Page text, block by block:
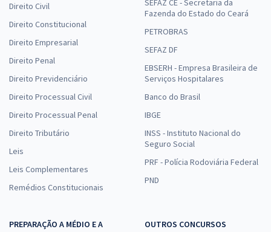
Direito Civil
Direito Constitucional
Direito Empresarial
Direito Penal
Direito Previdenciário
Direito Processual Civil
Direito Processual Penal
Direito Tributário
Leis
Leis Complementares
Remédios Constitucionais
SEFAZ CE - Secretaria da
Fazenda do Estado do Ceará
PETROBRAS
SEFAZ DF
EBSERH - Empresa Brasileira de
Serviços Hospitalares
Banco do Brasil
IBGE
INSS - Instituto Nacional do
Seguro Social
PRF - Polícia Rodoviária Federal
PND
PREPARAÇÃO A MÉDIO E A
OUTROS CONCURSOS